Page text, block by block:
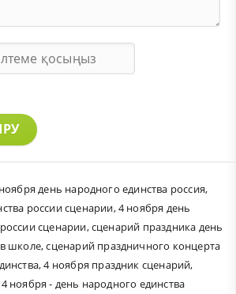
день народного единства россия,
россии сценарии,4 ноября день
сценарии,сценарий праздника день
школе,сценарий праздничного концерта
,4 ноября праздник сценарий,
ноября - день народного единства